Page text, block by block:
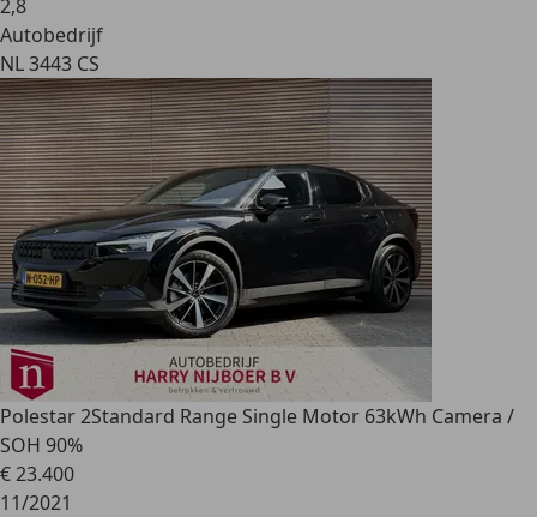
2,8
Autobedrijf
NL 3443 CS
Polestar 2Standard Range Single Motor 63kWh Camera /
SOH 90%
€ 23.400
11/2021